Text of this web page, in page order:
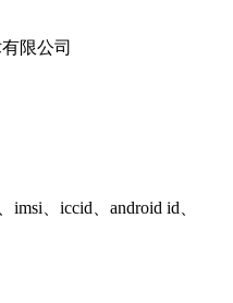
限公司
、iccid、android id、